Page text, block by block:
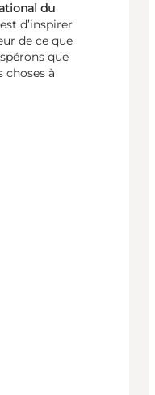
du
d’inspirer
de ce que
que
choses à